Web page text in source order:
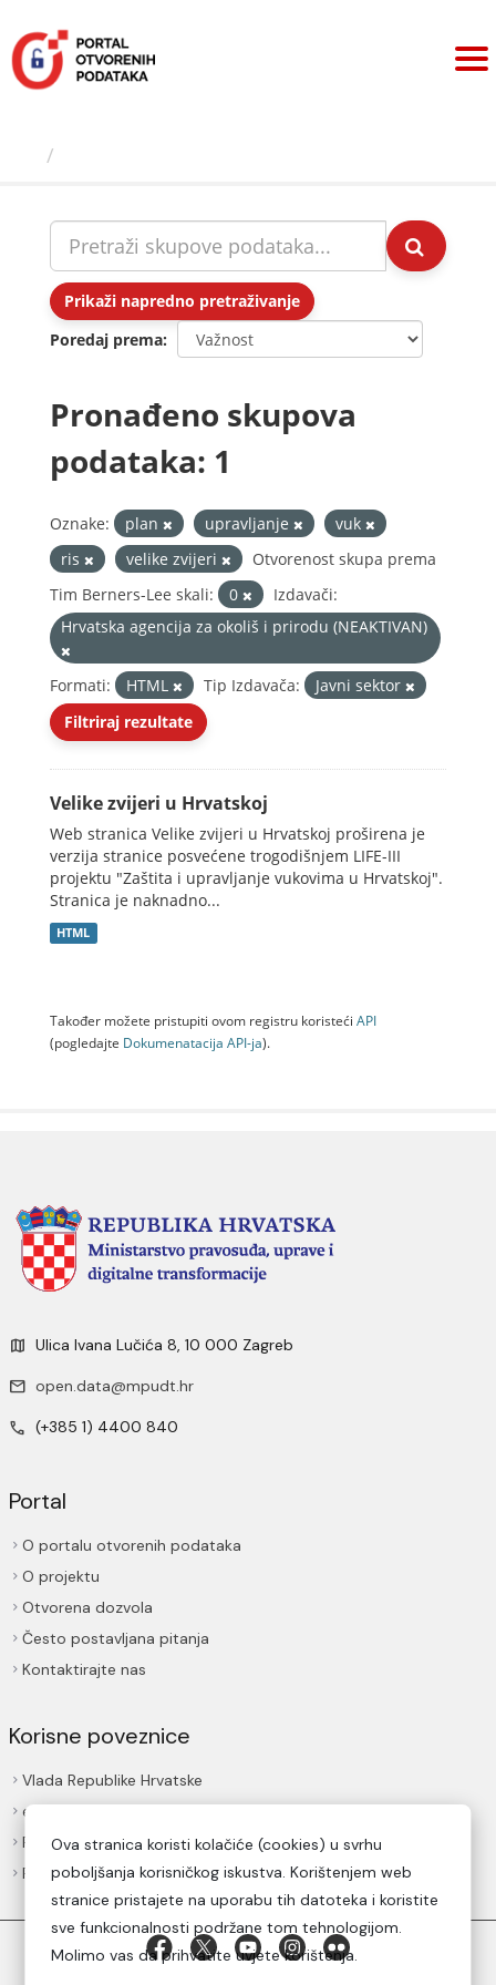
sadržaj
Prikaži napredno pretraživanje
Poredaj prema
Pronađeno skupova
podataka: 1
Oznake: plan upravljanje
vuk
ris
velike zvijeri
Otvorenost skupa prema
Tim Berners-Lee skali:
0
Izdavači:
Hrvatska agencija za okoliš i prirodu (NEAKTIVAN)
Formati: HTML Tip Izdavača:
Javni sektor
Filtriraj rezultate
Velike zvijeri u Hrvatskoj
Web stranica Velike zvijeri u Hrvatskoj proširena je
verzija stranice posvećene trogodišnjem LIFE-III
projektu "Zaštita i upravljanje vukovima u Hrvatskoj".
Stranica je naknadno...
HTML
Također možete pristupiti ovom registru koristeći API
(pogledajte Dokumenаtаcijа API-jа).